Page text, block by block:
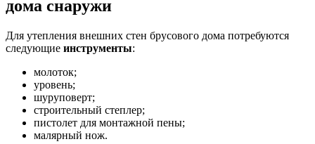
дома снаружи
Для утепления внешних стен брусового дома потребуются
следующие инструменты:
молоток;
уровень;
шуруповерт;
строительный степлер;
пистолет для монтажной пены;
малярный нож.